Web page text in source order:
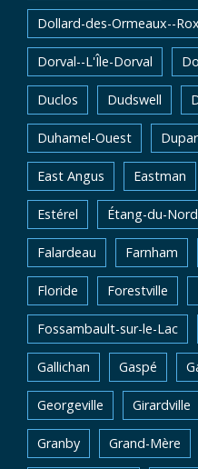
Dollard-des-Ormeaux--
Dorval--L'Île-Dorval
Duclos Dudswell
Duhamel-Ouest
East Angus Eastman
Estérel Étang-du-Nord
Falardeau Farnham
Floride Forestville
Fossambault-sur-le-Lac
Gallichan Gaspé
Georgeville Girardville
Granby Grand-Mère